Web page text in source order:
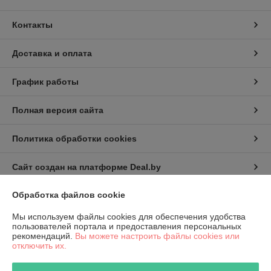
Контакты
Доставка и оплата
График работы
Полная версия сайта
Политика обработки cookies
Сайт создан на платформе Deal.by
Юридическое лицо:КИП-Эксперт ООО
220007, г. Минск, ул. Жуковского, 11А, пом. №6
Обработка файлов cookie
Мы используем файлы cookies для обеспечения удобства
пользователей портала и предоставления персональных
рекомендаций. Вы можете настроить файлы cookies или
отключить их.